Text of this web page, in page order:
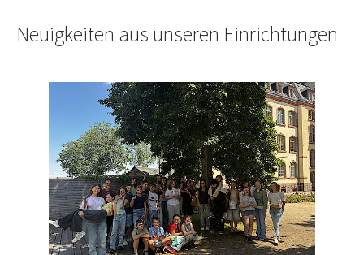
Neuigkeiten aus unseren Einrichtungen